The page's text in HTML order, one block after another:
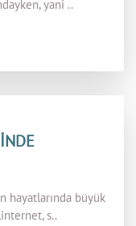
yani ..
hayatlarında büyük
s..